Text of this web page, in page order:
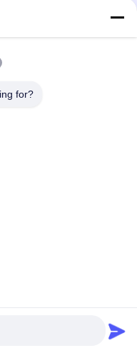
Sala di dialisi Sala di
RS232 opzionale
Duty Industrial Floor
for?